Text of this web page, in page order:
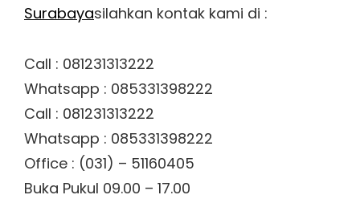
Surabayasilahkan kontak kami di :
Call : 081231313222
Whatsapp : 085331398222
Call : 081231313222
Whatsapp : 085331398222
Office : (031) – 51160405
Buka Pukul 09.00 – 17.00